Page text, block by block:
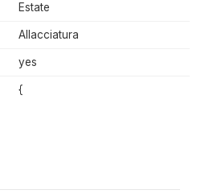
Estate
Allacciatura
yes
{